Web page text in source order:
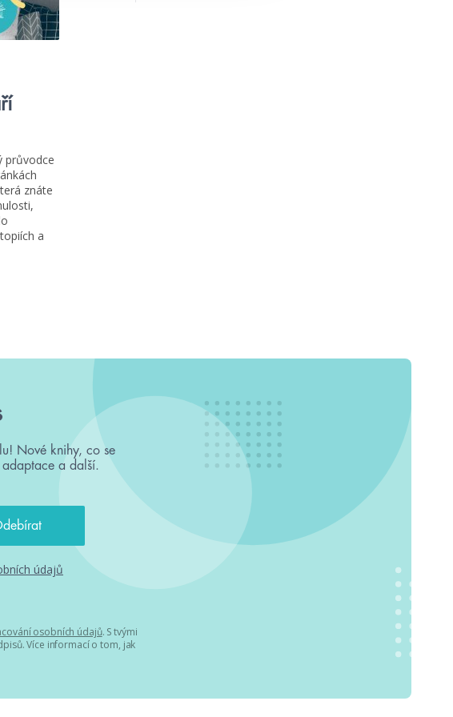
průvodce
znáte
a
Nové knihy, co se
a další.
údajů
osobních údajů. S tvými
Více informací o tom, jak